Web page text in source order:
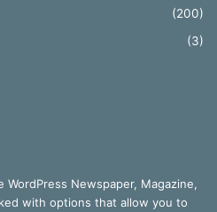
(200)
(3)
WordPress Newspaper, Magazine,
with options that allow you to